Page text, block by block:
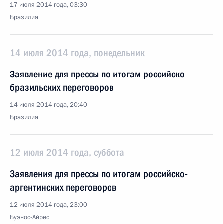
17 июля 2014 года, 03:30
Бразилиа
14 июля 2014 года, понедельник
Заявление для прессы по итогам российско-
бразильских переговоров
14 июля 2014 года, 20:40
Бразилиа
12 июля 2014 года, суббота
Заявления для прессы по итогам российско-
аргентинских переговоров
12 июля 2014 года, 23:00
Буэнос-Айрес